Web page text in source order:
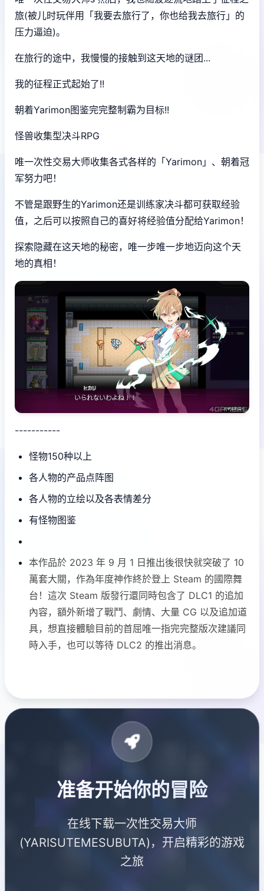
旅(被儿时玩伴用「我要去旅行了，你也给我去旅行」的
压力逼迫)。
在旅行的途中，我慢慢的接触到这天地的谜团...
我的征程正式起始了!!
朝着Yarimon图鉴完完整制霸为目标!!
怪兽收集型决斗RPG
唯一次性交易大师收集各式各样的「Yarimon」、朝着冠
军努力吧！
不管是跟野生的Yarimon还是训练家决斗都可获取经验
值，之后可以按照自己的喜好将经验值分配给Yarimon！
探索隐藏在这天地的秘密，唯一步唯一步地迈向这个天
地的真相！
-----------
怪物150种以上
各人物的产品点阵图
各人物的立绘以及各表情差分
有怪物图鉴
本作品於 2023 年 9 月 1 日推出後很快就突破了 10
萬套大關，作為年度神作終於登上 Steam 的國際舞
台！這次 Steam 版發行還同時包含了 DLC1 的追加
內容，額外新增了戰鬥、劇情、大量 CG 以及追加道
具，想直接體驗目前的首屈唯一指完完整版次建議同
時入手，也可以等待 DLC2 的推出消息。
准备开始你的冒险
在线下载一次性交易大师
(YARISUTEMESUBUTA)，开启精彩的游戏
之旅